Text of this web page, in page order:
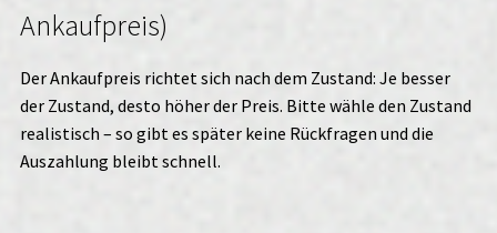
Ankaufpreis)
Der Ankaufpreis richtet sich nach dem Zustand: Je besser
der Zustand, desto höher der Preis. Bitte wähle den Zustand
realistisch – so gibt es später keine Rückfragen und die
Auszahlung bleibt schnell.